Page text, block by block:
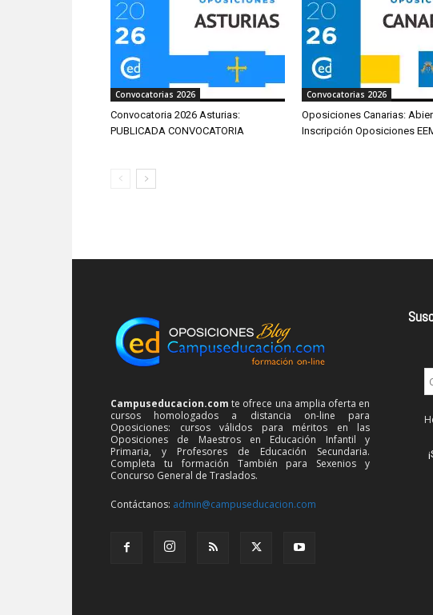
Convocatorias 2026
Convocatoria 2026 Asturias:
PUBLICADA CONVOCATORIA
Convocatorias 2026
Oposiciones Canarias:
Inscripción Oposiciones
Campuseducacion.com te ofrece una amplia oferta en
cursos homologados a distancia on-line para
Oposiciones: cursos válidos para méritos en las
Oposiciones de Maestros en Educación Infantil y
Primaria, y Profesores de Educación Secundaria.
Completa tu formación También para Sexenios y
Concurso General de Traslados.
Contáctanos: admin@campuseducacion.com